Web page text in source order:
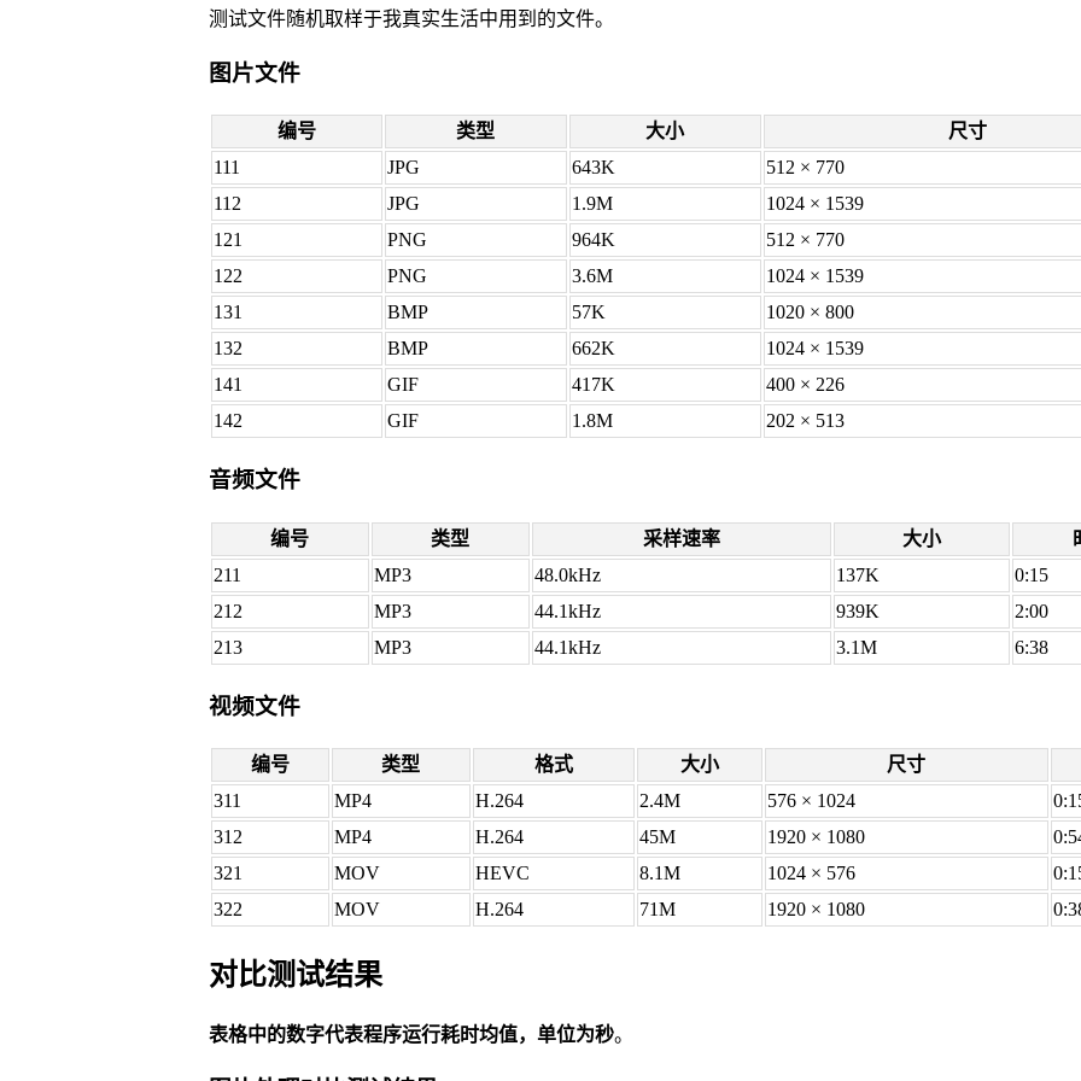
测试文件随机取样于我真实生活中用到的文件。
图片文件
编号 类型 大小
尺寸
111
JPG 643K
512 × 770
112
JPG 1.9M
1024 × 1539
121
PNG 964K
512 × 770
122
PNG 3.6M
1024 × 1539
131
BMP 57K
1020 × 800
132
BMP 662K
1024 × 1539
141
GIF 417K
400 × 226
142
GIF 1.8M 202 × 513
音频文件
编号 类型 采样速率 大小
211
MP3 48.0kHz 137K
0:15
212
MP3 44.1kHz 939K
2:00
213
MP3 44.1kHz 3.1M 6:38
视频文件
编号 类型 格式 大小
尺寸
311
MP4 H.264 2.4M 576 × 1024
312
MP4 H.264 45M 1920 × 1080
321
MOV HEVC 8.1M 1024 × 576
322
MOV H.264 71M 1920 × 1080
对比测试结果
表格中的数字代表程序运行耗时均值，单位为秒。